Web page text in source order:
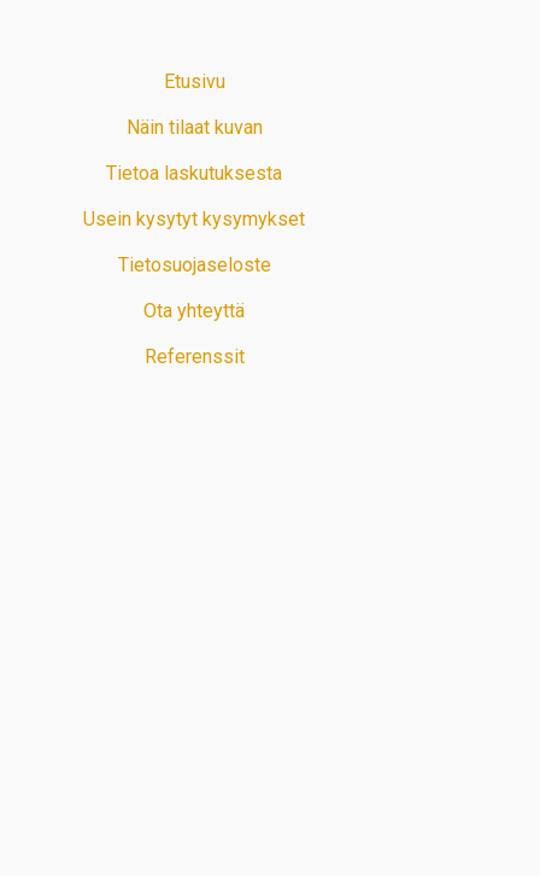
Etusivu
Näin tilaat kuvan
Tietoa laskutuksesta
Usein kysytyt kysymykset
Tietosuojaseloste
Ota yhteyttä
Referenssit